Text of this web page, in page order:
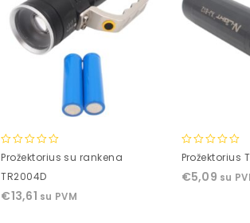
0
of
5
Prožektorius su rankena
TR2004D
€13,61 su PVM
0
of
Prožektorius
€5,09 su